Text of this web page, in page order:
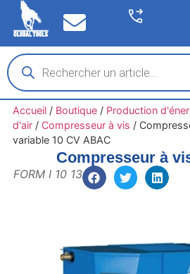
Accueil/ Boutique/ Production
d'air/ Compresseur à vis /
variable 10 CV ABAC
Compresseur à
FORM I 10 13